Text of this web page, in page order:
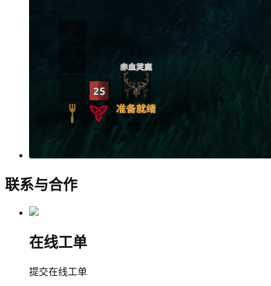
联系与合作
在线工单
提交在线工单